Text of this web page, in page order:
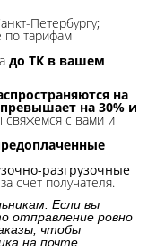
Петербургу;
по тарифам
до ТК в вашем
на
на 30% и
с вами и
разгрузочные
счет получателя.
Если вы
отправление ровно
чтобы
на почте.